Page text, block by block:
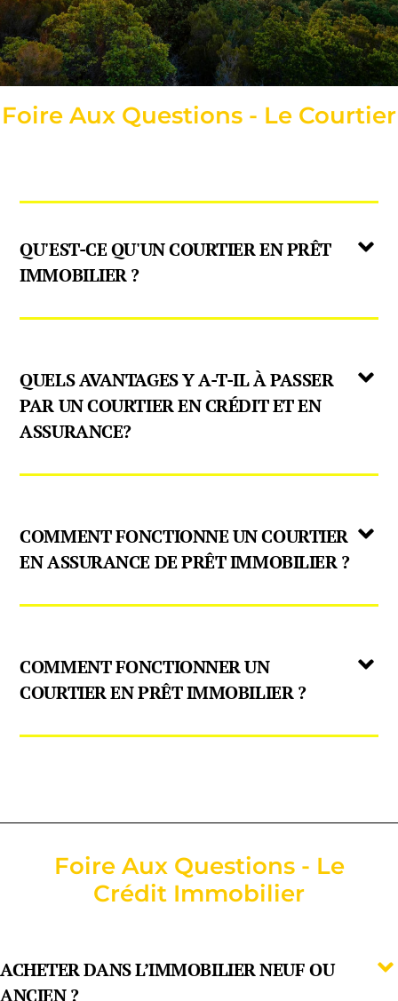
Foire Aux Questions - Le Courtier
QU'EST-CE QU'UN COURTIER EN PRÊT
IMMOBILIER ?
QUELS AVANTAGES Y A-T-IL À PASSER
PAR UN COURTIER EN CRÉDIT ET EN
ASSURANCE?
COMMENT FONCTIONNE UN COURTIER
EN ASSURANCE DE PRÊT IMMOBILIER ?
COMMENT FONCTIONNER UN
COURTIER EN PRÊT IMMOBILIER ?
Foire Aux Questions - Le
Crédit Immobilier
ACHETER DANS L’IMMOBILIER NEUF OU
ANCIEN ?